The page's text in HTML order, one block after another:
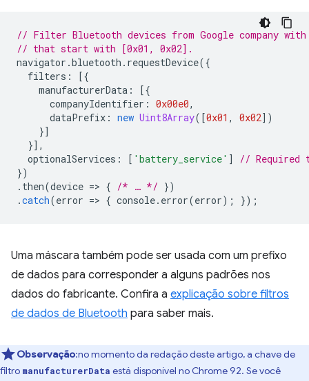
// Filter Bluetooth devices from Google company
// that start with [0x01, 0x02].
navigator .bluetooth . requestDevice({
filters :
[{
manufacturerData :
[{
companyIdentifier : 0x00e0,
dataPrefix : new Uint8Array([0x01 , 0x02])
}]
}],
optionalServices : [ 'battery_service' ]
// Required
})
. then(device => { /* … */ })
.catch(error => { console. error(error); });
Uma máscara também pode ser usada com um prefixo
de dados para corresponder a alguns padrões nos
dados do fabricante. Confira a explicação sobre filtros
de dados de Bluetooth para saber mais.
Observação:no momento da redação deste artigo, a chave de
filtro manufacturerData está disponível no Chrome 92. Se você